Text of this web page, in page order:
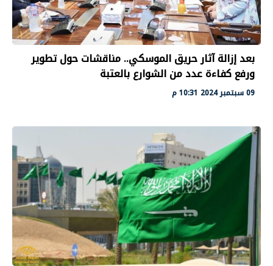
بعد إزالة آثار حريق الموسكي.. مناقشات حول تطوير
ورفع كفاءة عدد من الشوارع بالعتبة
09 سبتمبر 2024 10:31 م